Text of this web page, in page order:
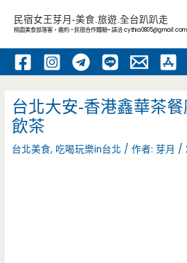
內
民宿女王芽月-美食.旅遊.全台趴趴走
桃園美食部落客，邀約 -民宿合作體驗~ 請洽cythia0805@gmail.com
台北大安-香港鑫華茶
飲茶
台北美食, 吃喝玩樂in台北 / 作者:芽月 /